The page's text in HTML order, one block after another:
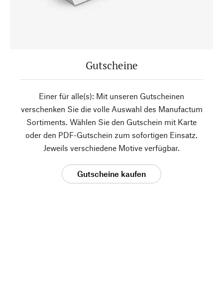
Gutscheine
Einer für alle(s): Mit unseren Gutscheinen
verschenken Sie die volle Auswahl des Manufactum
Sortiments. Wählen Sie den Gutschein mit Karte
oder den PDF-Gutschein zum sofortigen Einsatz.
Jeweils verschiedene Motive verfügbar.
Gutscheine kaufen